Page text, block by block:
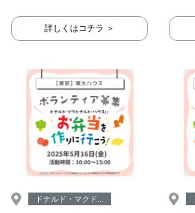
詳しくはコチラ ＞
ドナルド・マクド...